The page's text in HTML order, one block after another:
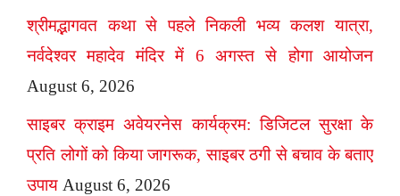
श्रीमद्भागवत कथा से पहले निकली भव्य कलश यात्रा,
नर्वदेश्वर महादेव मंदिर में 6 अगस्त से होगा आयोजन
August 6, 2026
साइबर क्राइम अवेयरनेस कार्यक्रम: डिजिटल सुरक्षा के
प्रति लोगों को किया जागरूक, साइबर ठगी से बचाव के बताए
उपाय August 6, 2026